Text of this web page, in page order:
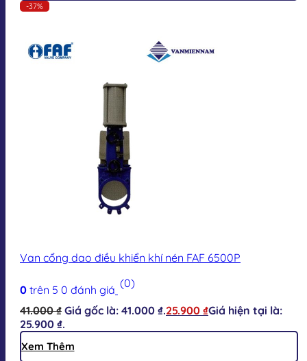
-37%
Van cổng dao điều khiển khí nén FAF 6500P
0 trên 5 0 đánh giá (0)
41.000₫ Giá gốc là: 41.000 ₫.25.900 ₫Giá hiện tại là:
25.900 ₫.
Xem Thêm